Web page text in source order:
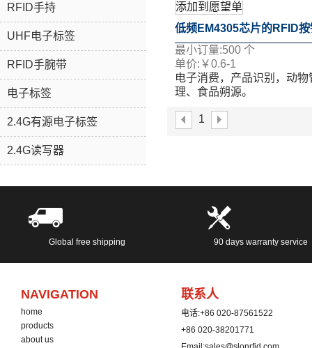
RFID手持
UHF电子标签
RFID手腕带
电子标签
2.4G有源电子标签
2.4G读写器
添加到愿望单
低频EM4305芯片的RFID
签的RFID标签
最小订量:500 个
单价: ￥0.6-1
电子消费，产品识别，动物
理、食品朔源。
等多个工艺。
1
Global free shipping 90 days warranty service
NAVIGATION
home
products
about us
联系人
电话:+86 020-87561522
+86 020-38201771